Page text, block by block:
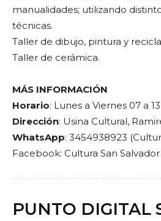
manualidades; utilizando
técnicas.
Taller de dibujo, pintura y
Taller de cerámica.
MÁS INFORMACIÓN
Horario: Lunes a Viernes 07 a 13
Dirección: Usina Cultural,
WhatsApp: 3454938923
Facebook: Cultura San Salvador
PUNTO DIGITAL